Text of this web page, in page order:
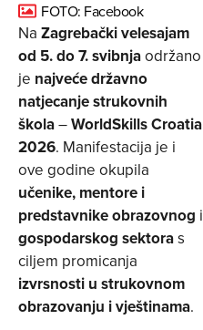
FOTO: Facebook
Na Zagrebački velesajam
od 5. do 7. svibnjaodržano
je najveće državno
natjecanje strukovnih
škola–WorldSkills Croatia
2026. Manifestacija je i
ove godine okupila
učenike, mentore i
predstavnike obrazovnog i
gospodarskog sektoras
ciljem promicanja
izvrsnosti u strukovnom
obrazovanju i vještinama.